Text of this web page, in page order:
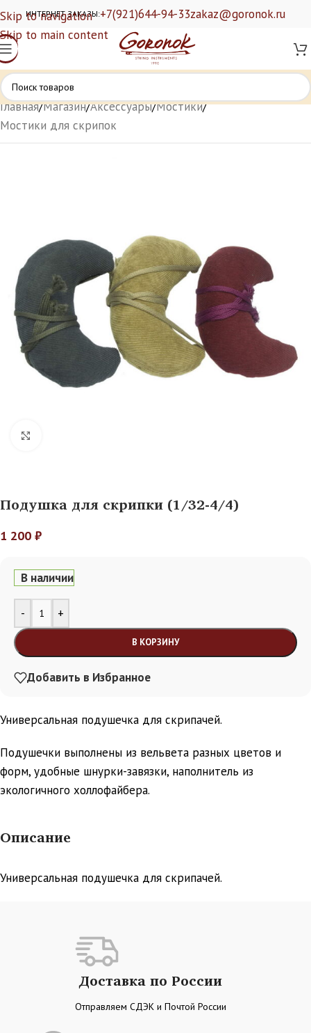
Skip to navigation
Skip to main content
ИНТЕРНЕТ ЗАКАЗЫ:+7(921)644-94-33zakaz@goronok.ru
Главная/Магазин/Аксессуары/Мостики/
Мостики для скрипок
Подушка для скрипки (1/32-4/4)
1 200 ₽
В наличии
- +
В КОРЗИНУ
Alternative:
Добавить в Избранное
Универсальная подушечка для скрипачей.
Подушечки выполнены из вельвета разных цветов и
форм, удобные шнурки-завязки, наполнитель из
экологичного холлофайбера.
Описание
Универсальная подушечка для скрипачей.
Доставка по России
Отправляем СДЭК и Почтой России